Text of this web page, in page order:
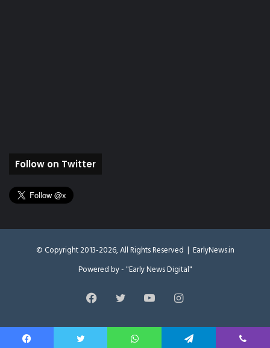
Follow on Twitter
© Copyright 2013-2026, All Rights Reserved | EarlyNews.in
Powered by - "Early News Digital"
FacebookTwitter YouTubeInstagram